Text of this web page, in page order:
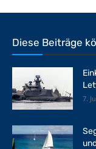
Diese Beiträge
7.